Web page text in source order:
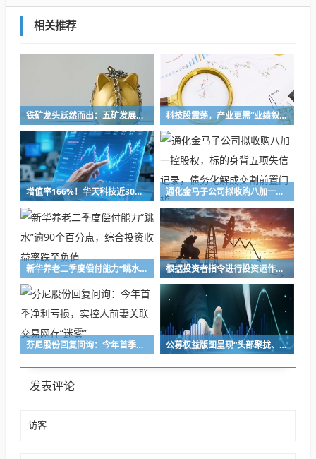
相关推荐
铁矿龙头跃然而出：五矿发展重组铸就A股铁矿采选重要平台 科技股震荡，产业更需“业绩叙事”
增值率166%！华天科技近30亿元并购下周上会，标的华羿微电曾终止IPO 通化金马子公司拟收购八加一控股权，标的身背五项失信记录，债务化解成交割前置门槛
新华养老二季度偿付能力“跳水”逾90个百分点，综合投资收益率跌至负值 根据投资者指令进行投资运作！长兴万乘私募及时任副总经理收警示函
芬尼股份回复问询：今年首季净利亏损，实控人前妻关联交易网存“迷雾” 公募权益版图呈现“头部聚拢、中小深耕”格局 百亿级主动权益基金扩容至72只，16家公募主动权益规模突破千亿元
发表评论